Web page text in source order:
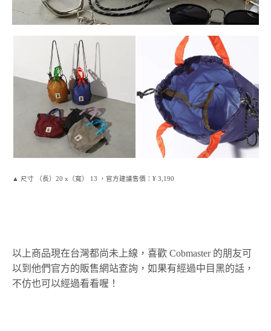
▲ 尺寸 （長）20 x（寬） 13 ，官方建議售價：¥ 3,190
以上商品現在台灣都尚未上線，喜歡Cobmaster 的朋友可
以到他們官方的販售網站查詢，如果有經過中目黑的話，
不仿也可以經過看看喔！